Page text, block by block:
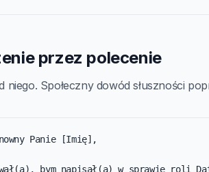
przez polecenie
niego. Społeczny dowód słuszności
Panie [Imię],
bym napisał(a) w sprawie roli